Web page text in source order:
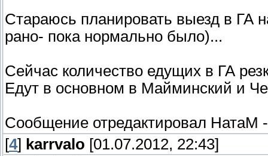
Стараюсь планировать выезд в ГА
рано- пока нормально было)...
Сейчас количество едущих в ГА
Едут в основном в Майминский и
Сообщение отредактировал НатаМ
[4] karrvalo [01.07.2012, 22:43]